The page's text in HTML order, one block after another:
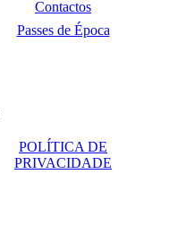
Contactos
Passes de Época
POLÍTICA DE
PRIVACIDADE